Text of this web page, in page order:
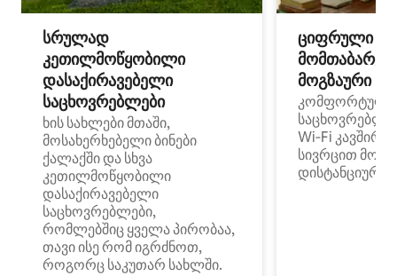
სრულად
კეთილმოწყობილი
დასაქირავებელი
საცხოვრებლები
ხის სახლები მთაში,
მოსახერხებელი ბინები
ქალაქში და სხვა
კეთილმოწყობილი
დასაქირავებელი
საცხოვრებლები,
რომლებშიც ყველა პირობაა,
თავი ისე რომ იგრძნოთ,
როგორც საკუთარ სახლში.
ციფრული
მოგზაური
კომფორტული
Wi‑Fi
სივრცით
დისტანციური